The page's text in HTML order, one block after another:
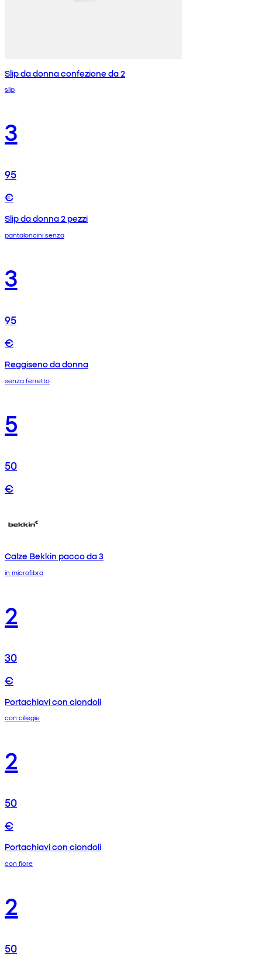
Slip da donna confezione da 2
slip
3
95
€
Slip da donna 2 pezzi
pantaloncini senza
3
95
€
Reggiseno da donna
senza ferretto
5
50
€
Calze Bekkin pacco da 3
in microfibra
2
30
€
Portachiavi con ciondoli
con ciliegie
2
50
€
Portachiavi con ciondoli
con fiore
2
50